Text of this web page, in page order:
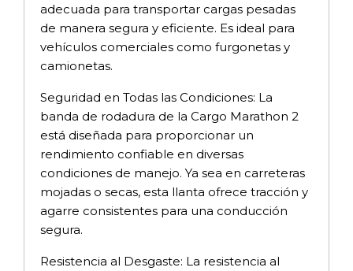
adecuada para transportar cargas pesadas
de manera segura y eficiente. Es ideal para
vehículos comerciales como furgonetas y
camionetas.
Seguridad en Todas las Condiciones: La
banda de rodadura de la Cargo Marathon 2
está diseñada para proporcionar un
rendimiento confiable en diversas
condiciones de manejo. Ya sea en carreteras
mojadas o secas, esta llanta ofrece tracción y
agarre consistentes para una conducción
segura.
Resistencia al Desgaste: La resistencia al